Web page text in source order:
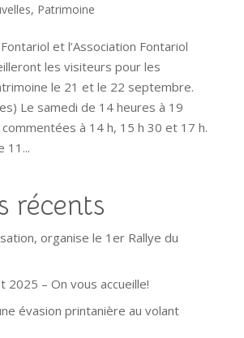
, Patrimoine
et l’Association Fontariol
les visiteurs pour les
le 21 et le 22 septembre.
Le samedi de 14 heures à 19
à 14 h, 15 h 30 et 17 h.
11...
récents
organise le 1er Rallye du
2025 – On vous accueille!
évasion printanière au volant